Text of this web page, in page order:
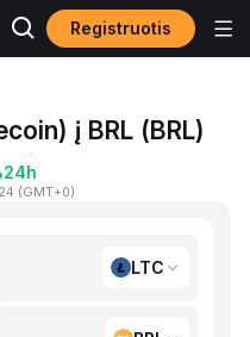
Registruotis
į BRL (BRL)
24h
(GMT+0)
LTC